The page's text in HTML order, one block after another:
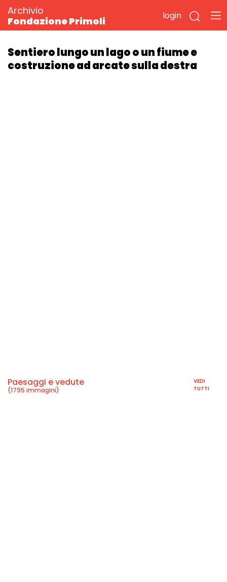
Archivio
Fondazione Primoli
login
Sentiero lungo un lago o un fiume e
costruzione ad arcate sulla destra
Paesaggi e vedute
(1795 immagini)
VEDI
TUTTI